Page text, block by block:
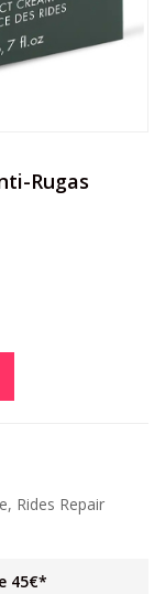
Rugas
, Rides Repair
45€*